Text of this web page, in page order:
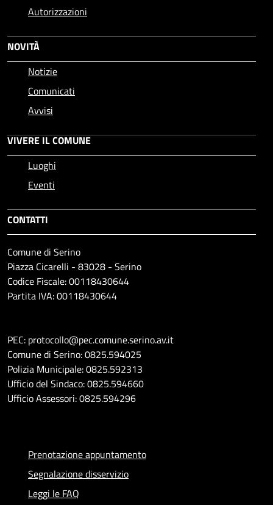
Autorizzazioni
NOVITÀ
Notizie
Comunicati
Avvisi
VIVERE IL COMUNE
Luoghi
Eventi
CONTATTI
Comune di Serino
Piazza Cicarelli - 83028 - Serino
Codice Fiscale: 00118430644
Partita IVA: 00118430644
PEC: protocollo@pec.comune.serino.av.it
Comune di Serino: 0825.594025
Polizia Municipale: 0825.592313
Ufficio del Sindaco: 0825.594660
Ufficio Assessori: 0825.594296
Prenotazione appuntamento
Segnalazione disservizio
Leggi le FAQ